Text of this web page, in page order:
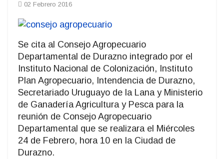
02 Febrero 2016
Se cita al Consejo Agropecuario
Departamental de Durazno integrado por el
Instituto Nacional de Colonización, Instituto
Plan Agropecuario, Intendencia de Durazno,
Secretariado Uruguayo de la Lana y Ministerio
de Ganadería Agricultura y Pesca para la
reunión de Consejo Agropecuario
Departamental que se realizara el Miércoles
24 de Febrero, hora 10 en la Ciudad de
Durazno.